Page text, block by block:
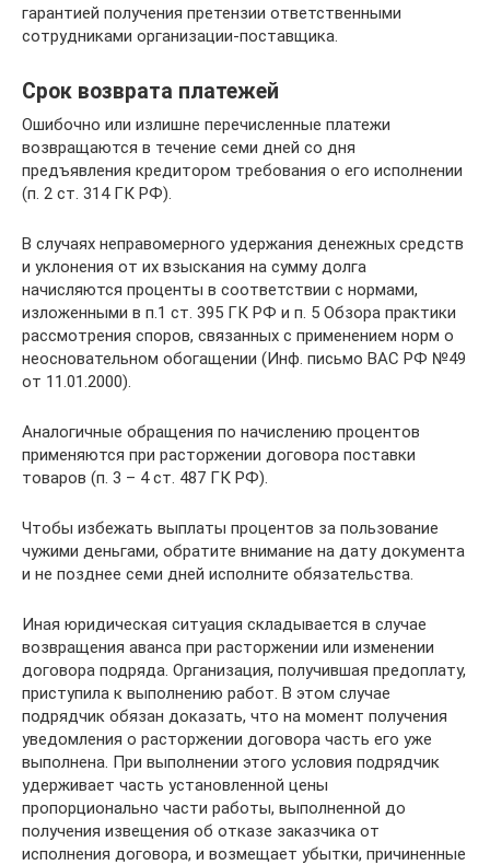
гарантией получения претензии ответственными
сотрудниками организации-поставщика.
Срок возврата платежей
Ошибочно или излишне перечисленные платежи
возвращаются в течение семи дней со дня
предъявления кредитором требования о его исполнении
(п. 2 ст. 314 ГК РФ).
В случаях неправомерного удержания денежных средств
и уклонения от их взыскания на сумму долга
начисляются проценты в соответствии с нормами,
изложенными в п.1 ст. 395 ГК РФ и п. 5 Обзора практики
рассмотрения споров, связанных с применением норм о
неосновательном обогащении (Инф. письмо ВАС РФ №49
от 11.01.2000).
Аналогичные обращения по начислению процентов
применяются при расторжении договора поставки
товаров (п. 3 – 4 ст. 487 ГК РФ).
Чтобы избежать выплаты процентов за пользование
чужими деньгами, обратите внимание на дату документа
и не позднее семи дней исполните обязательства.
Иная юридическая ситуация складывается в случае
возвращения аванса при расторжении или изменении
договора подряда. Организация, получившая предоплату,
приступила к выполнению работ. В этом случае
подрядчик обязан доказать, что на момент получения
уведомления о расторжении договора часть его уже
выполнена. При выполнении этого условия подрядчик
удерживает часть установленной цены
пропорционально части работы, выполненной до
получения извещения об отказе заказчика от
исполнения договора, и возмещает убытки, причиненные